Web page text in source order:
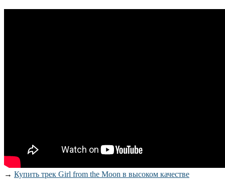
→ Купить трек Girl from the Moon в высоком качестве